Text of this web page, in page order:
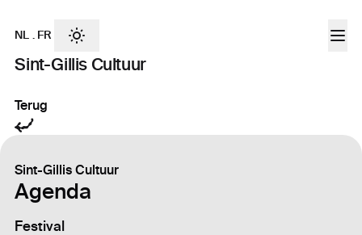
Sint-Gillis Cultuur
NL . FR
Terug
Sint-Gillis Cultuur
Agenda
Festival